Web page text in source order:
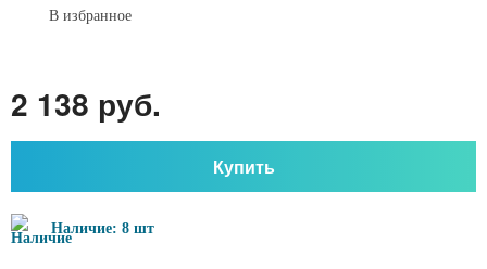
В избранное
2 138 руб.
Купить
Наличие: 8 шт